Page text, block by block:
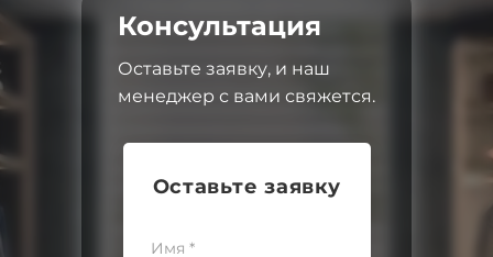
Консультация
Оставьте заявку
Имя *
Оставьте заявку, и наш
менеджер с вами свяжется.